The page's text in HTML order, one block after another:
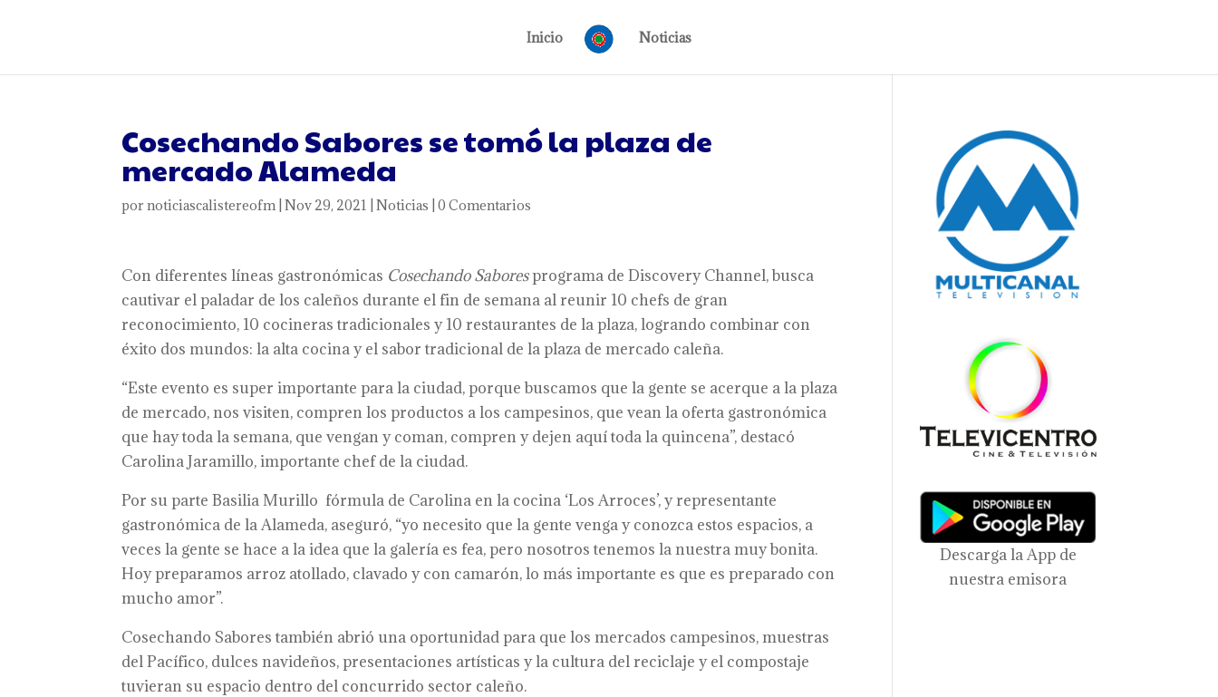
Inicio Noticias
Cosechando Sabores se tomó la plaza de
mercado Alameda
pornoticiascalistereofm|Nov 29, 2021 |Noticias |0 Comentarios
Con diferentes líneas gastronómicas Cosechando Saboresprograma de Discovery Channel, busca
cautivar el paladar de los caleños durante el fin de semana al reunir 10 chefs de gran
reconocimiento, 10 cocineras tradicionales y 10 restaurantes de la plaza, logrando combinar con
éxito dos mundos: la alta cocina y el sabor tradicional de la plaza de mercado caleña.
“Este evento es super importante para la ciudad, porque buscamos que la gente se acerque a la plaza
de mercado, nos visiten, compren los productos a los campesinos, que vean la oferta gastronómica
que hay toda la semana, que vengan y coman, compren y dejen aquí toda la quincena”, destacó
Carolina Jaramillo, importante chef de la ciudad.
Por su parte Basilia Murillo fórmula de Carolina en la cocina ‘Los Arroces’, y representante
gastronómica de la Alameda, aseguró, “yo necesito que la gente venga y conozca estos espacios, a
veces la gente se hace a la idea que la galería es fea, pero nosotros tenemos la nuestra muy bonita.
Hoy preparamos arroz atollado, clavado y con camarón, lo más importante es que es preparado con
mucho amor”.
Cosechando Sabores también abrió una oportunidad para que los mercados campesinos, muestras
del Pacífico, dulces navideños, presentaciones artísticas y la cultura del reciclaje y el compostaje
tuvieran su espacio dentro del concurrido sector caleño.
Descarga la App de
nuestra emisora